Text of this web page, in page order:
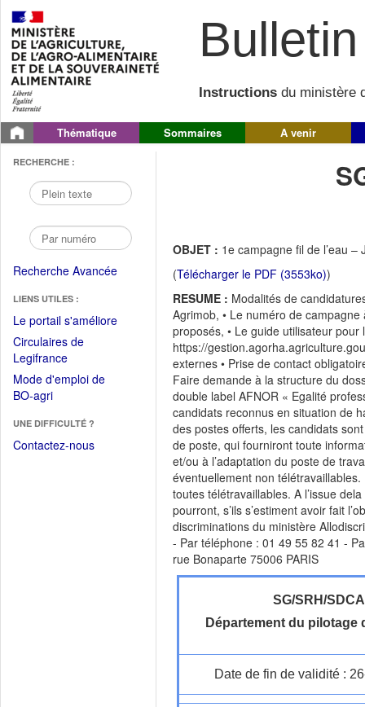
Instructions du ministère
Thématique Sommaires A venir
RECHERCHE :
Recherche Avancée
LIENS UTILES :
Le portail s'améliore(Fichier
Circulaires de
Legifrance(Ouvrir
dans
une
fenêtre)
Mode d'emploi de
BO-agri(Ouvrir
une
nouvelle
UNE DIFFICULTÉ ?
Contactez-nous
OBJET : 1e campagne fil de l’eau
(Télécharger le PDF (3553ko))
RESUME : Modalités de
Agrimob, • Le numéro de
proposés, • Le guide utilisateur
https://
externes • Prise de contact
Faire demande à la structure du
double label AFNOR « Egalité
candidats reconnus en situation de
des postes offerts, les candidats
de poste, qui fourniront toute
et/ou à l’adaptation du poste de
éventuellement non
toutes télétravaillables. A l’issue
pourront, s’ils s’estiment avoir fait
discriminations du ministère
- Par téléphone : 01 49 55 82 41 -
rue Bonaparte 75006 PARIS
SG/SRH/
Département du pilotage
Date de fin de validité :